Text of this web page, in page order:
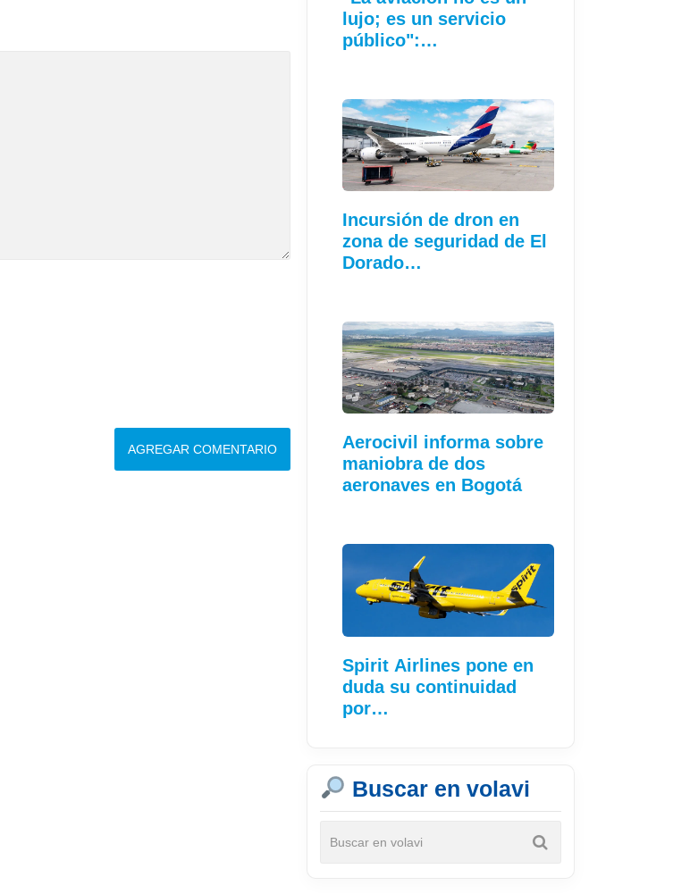
lujo; es un servicio
público":…
Incursión de dron en
zona de seguridad de El
Dorado…
Aerocivil informa sobre
maniobra de dos
aeronaves en Bogotá
Spirit Airlines pone en
duda su continuidad
por…
Buscar en volavi